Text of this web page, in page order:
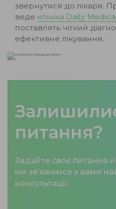
звернутися до лікаря.
веде клініка Daily
поставлять чіткий
ефективне лікування.
питання?
Задайте своє питання
ми зв’яжемся з вами
консультації.